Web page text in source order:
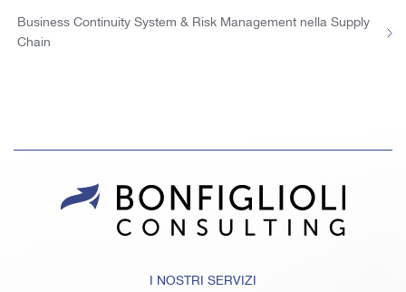
Business Continuity System & Risk Management nella Supply
Chain
I NOSTRI SERVIZI